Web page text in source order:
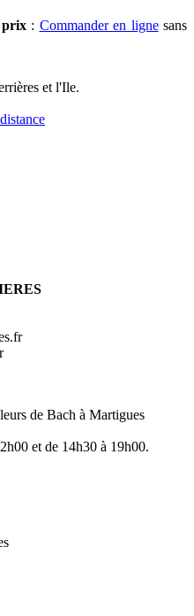
prix: Commander en lignesans
et l'Ile.
et de 14h30 à 19h00.